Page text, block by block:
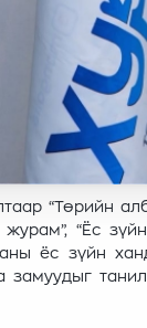
“Төрийн
“Ёс
ёс зүйн
замуудыг